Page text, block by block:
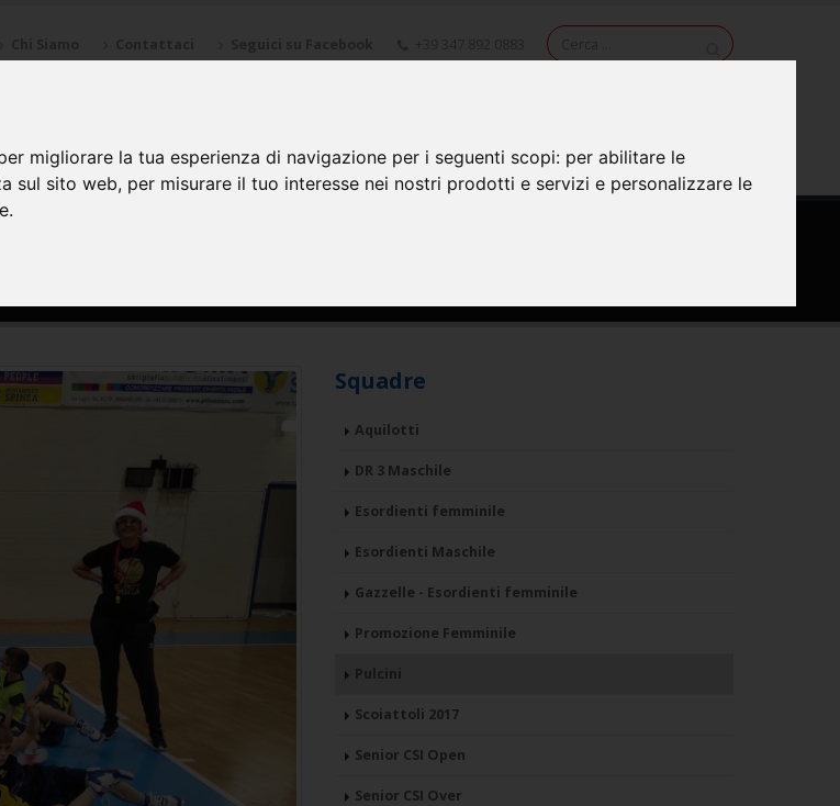
migliorare la tua esperienza di navigazione per i seguenti scopi: per abilitare le
sul sito web, per misurare il tuo interesse nei nostri prodotti e servizi e personalizzare le
.
Squadre
Aquilotti
DR 3 Maschile
Esordienti femminile
Esordienti Maschile
Gazzelle - Esordienti femminile
Promozione Femminile
Pulcini
Scoiattoli 2017
Senior CSI Open
Senior CSI Over